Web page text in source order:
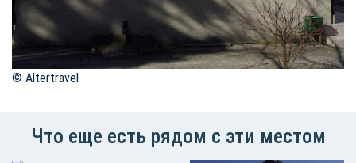
© Altertravel
Что еще есть рядом с эти местом